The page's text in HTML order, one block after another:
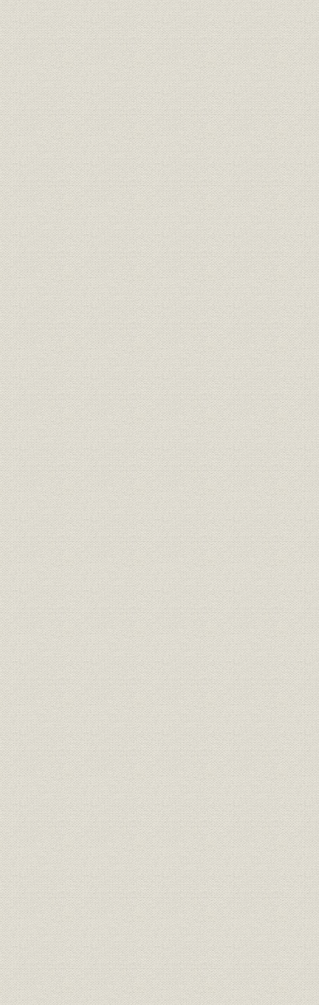
表6 当社と業界の合弁事業件数
表7 長期合理化計画における生産計画
表8 平炉(兵庫工場)
表9 弧光式電気炉(兵庫工場)
表10 棒鋼圧延機(兵庫工場)
表11 平炉(葺合工場)
表12 弧光式電気炉(葺合工場)
表13 厚・中板圧延機(葺合工場)
表14 熱間薄板圧延機(葺合工場)
表15 冷間薄板圧延機(葺合工場)
表16 平鋼圧延機(葺合工場)
表17 形鋼圧延機(葺合工場)
表18 ゼンジミア・ミル(葺合工場)
表19 冷延けい素鋼帯の品種別製造開始年
表20 亜鉛めっき設備(葺合工場)
表21 すずめっき設備(葺合工場)
表22 岩手県九戸郡産の砂鉄成分
表23 ロータリー・キルン(久慈工場)
表24 弧光式電気炉(西宮工場)
表25 分塊圧延機(西宮工場)
表26 熱間帯鋼圧延機(西宮工場)
表27 みがき帯鋼圧延機(西宮工場)
表28 ゼンジミア・ミル(西宮工場)
表29 電縫鋼管製造設備(西宮工場)
表30 弧光式電気炉(知多工場)
表31 スパイラル鋼管製造設備(知多工場)
表32 電縫鋼管製造設備(知多工場)
表33 継目無鋼管製造設備(知多工場)
表34 鍛接鋼管製造設備(知多工場)
表35 最初の建設計画の概要(千葉製鉄所)
表36 西工場の設備計画内容(千葉製鉄所)
表37 高炉(千葉製鉄所)
表38 平炉(千葉製鉄所)
表39 転炉(千葉製鉄所)